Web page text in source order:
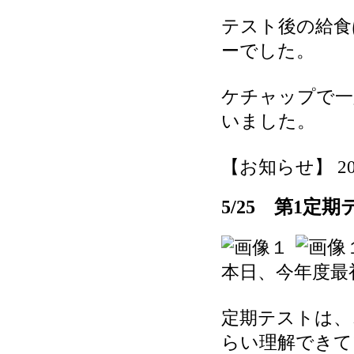
テスト後の給
ーでした。
ケチャップで
いました。
【お知らせ】
5/25 第1定期
本日、今年度
定期テストは
らい理解でき